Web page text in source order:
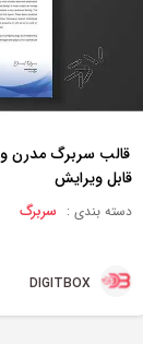
قالب سربرگ مدرن
قابل ویرایش
دسته بندی : سربرگ
DIGITBOX